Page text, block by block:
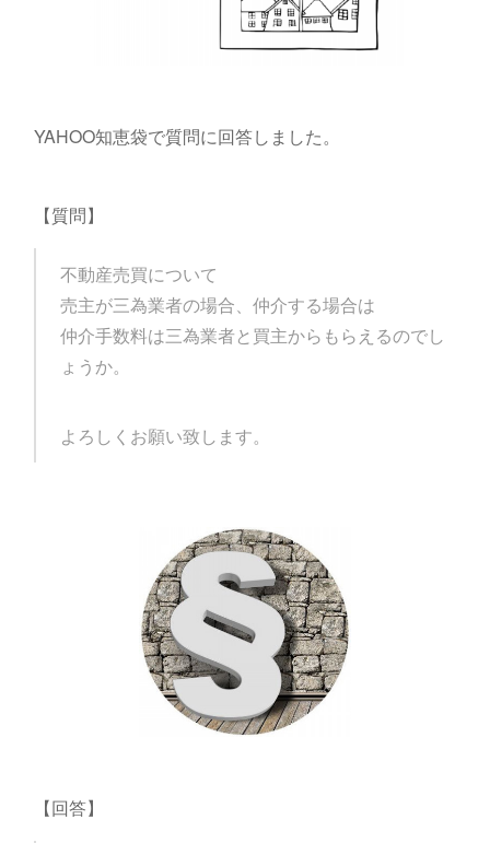
YAHOO知恵袋で質問に回答しました。
【質問】
不動産売買について
売主が三為業者の場合、仲介する場合は
仲介手数料は三為業者と買主からもらえるのでし
ょうか。
よろしくお願い致します。
【回答】